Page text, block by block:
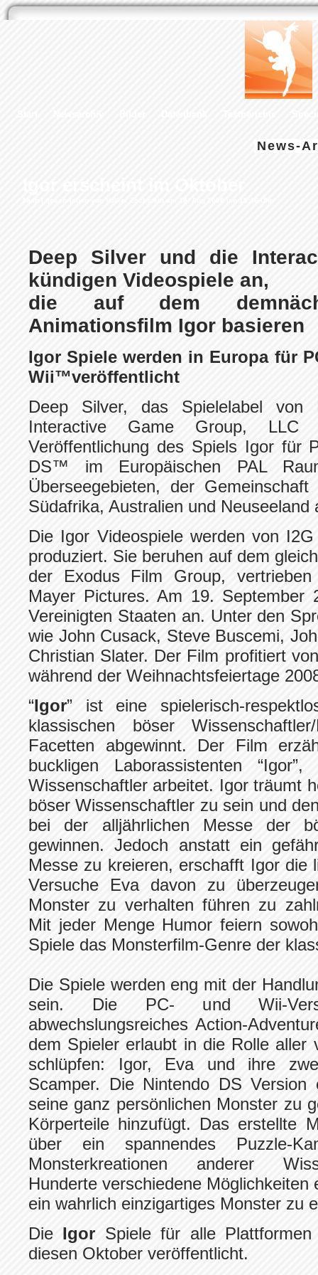
News-
Deep Silver und die
kündigen Videospiele an,
die auf dem
Animationsfilm Igor basieren
Igor Spiele werden in Europa für
Wii™veröffentlicht
Deep Silver, das Spielelabel
Interactive Game Group, LLC
Veröffentlichung des Spiels Igor für
DS™ im Europäischen PAL
Überseegebieten, der
Südafrika, Australien und Neuseeland
Die Igor Videospiele werden von
produziert. Sie beruhen auf dem
der Exodus Film Group, vertrieben
Mayer Pictures. Am 19. September
Vereinigten Staaten an. Unter den
wie John Cusack, Steve Buscemi,
Christian Slater. Der Film profitiert
während der Weihnachtsfeiertage
“Igor” ist eine spielerisch-
klassischen böser
Facetten abgewinnt. Der Film
buckligen Laborassistenten
Wissenschaftler arbeitet. Igor träumt
böser Wissenschaftler zu sein und
bei der alljährlichen Messe der
gewinnen. Jedoch anstatt ein
Messe zu kreieren, erschafft Igor die
Versuche Eva davon zu
Monster zu verhalten führen zu
Mit jeder Menge Humor feiern
Spiele das Monsterfilm-Genre der
Die Spiele werden eng mit der
sein. Die PC- und Wii-
abwechslungsreiches Action-
dem Spieler erlaubt in die Rolle aller
schlüpfen: Igor, Eva und ihre
Scamper. Die Nintendo DS Version
seine ganz persönlichen Monster zu
Körperteile hinzufügt. Das erstellte
über ein spannendes Puzzle-
Monsterkreationen anderer
Hunderte verschiedene Möglichkeiten
ein wahrlich einzigartiges Monster zu
Die Igor Spiele für alle Plattformen
diesen Oktober veröffentlicht.